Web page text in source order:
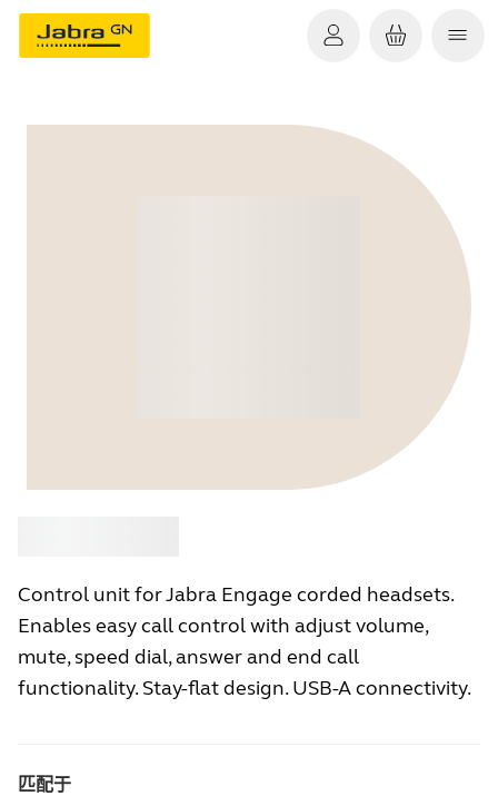
Control unit for Jabra Engage corded headsets.
Enables easy call control with adjust volume,
mute, speed dial, answer and end call
functionality. Stay-flat design. USB-A connectivity.
匹配于